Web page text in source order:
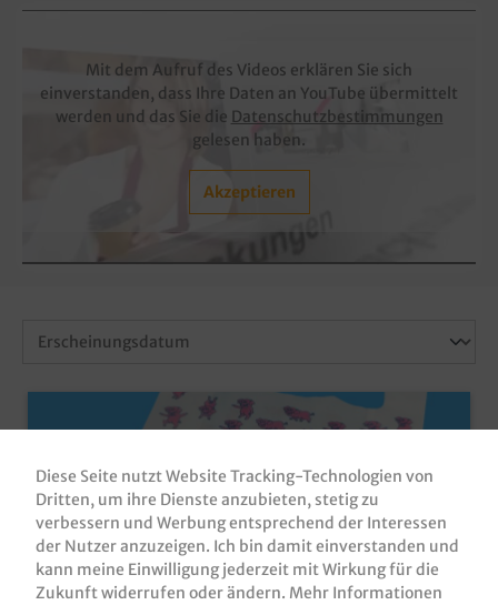
Mit dem Aufruf des Videos erklären Sie sich
einverstanden, dass Ihre Daten an YouTube übermittelt
werden und das Sie die Datenschutzbestimmungen
gelesen haben.
Akzeptieren
Diese Seite nutzt Website Tracking-Technologien von
Dritten, um ihre Dienste anzubieten, stetig zu
verbessern und Werbung entsprechend der Interessen
der Nutzer anzuzeigen. Ich bin damit einverstanden und
kann meine Einwilligung jederzeit mit Wirkung für die
Zukunft widerrufen oder ändern. Mehr Informationen